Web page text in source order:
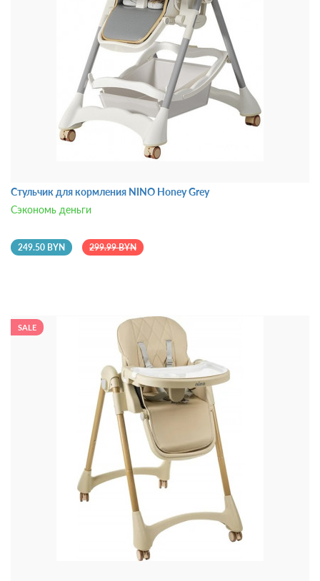
Стульчик для кормления NINO Honey Grey
Сэкономь деньги
249.50 BYN 299.99 BYN
SALE